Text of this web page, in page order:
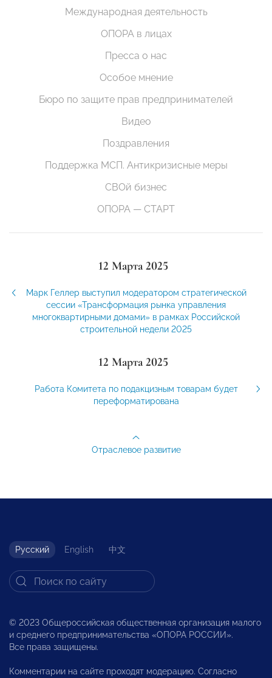
Международная деятельность
ОПОРА в лицах
Пресса о нас
Особое мнение
Бюро по защите прав предпринимателей
Видео
Поздравления
Поддержка МСП. Антикризисные меры
СВОй бизнес
ОПОРА — СТАРТ
12 Марта 2025
Марк Геллер выступил модератором стратегической
сессии «Трансформация рынка управления
многоквартирными домами» в рамках Российской
строительной недели 2025
12 Марта 2025
Работа Комитета по подакцизным товарам будет
переформатирована
Отраслевое развитие
Русский English 中文
© 2023 Общероссийская общественная организация малого
и среднего предпринимательства «ОПОРА РОССИИ».
Все права защищены.
Комментарии на сайте проходят модерацию. Согласно